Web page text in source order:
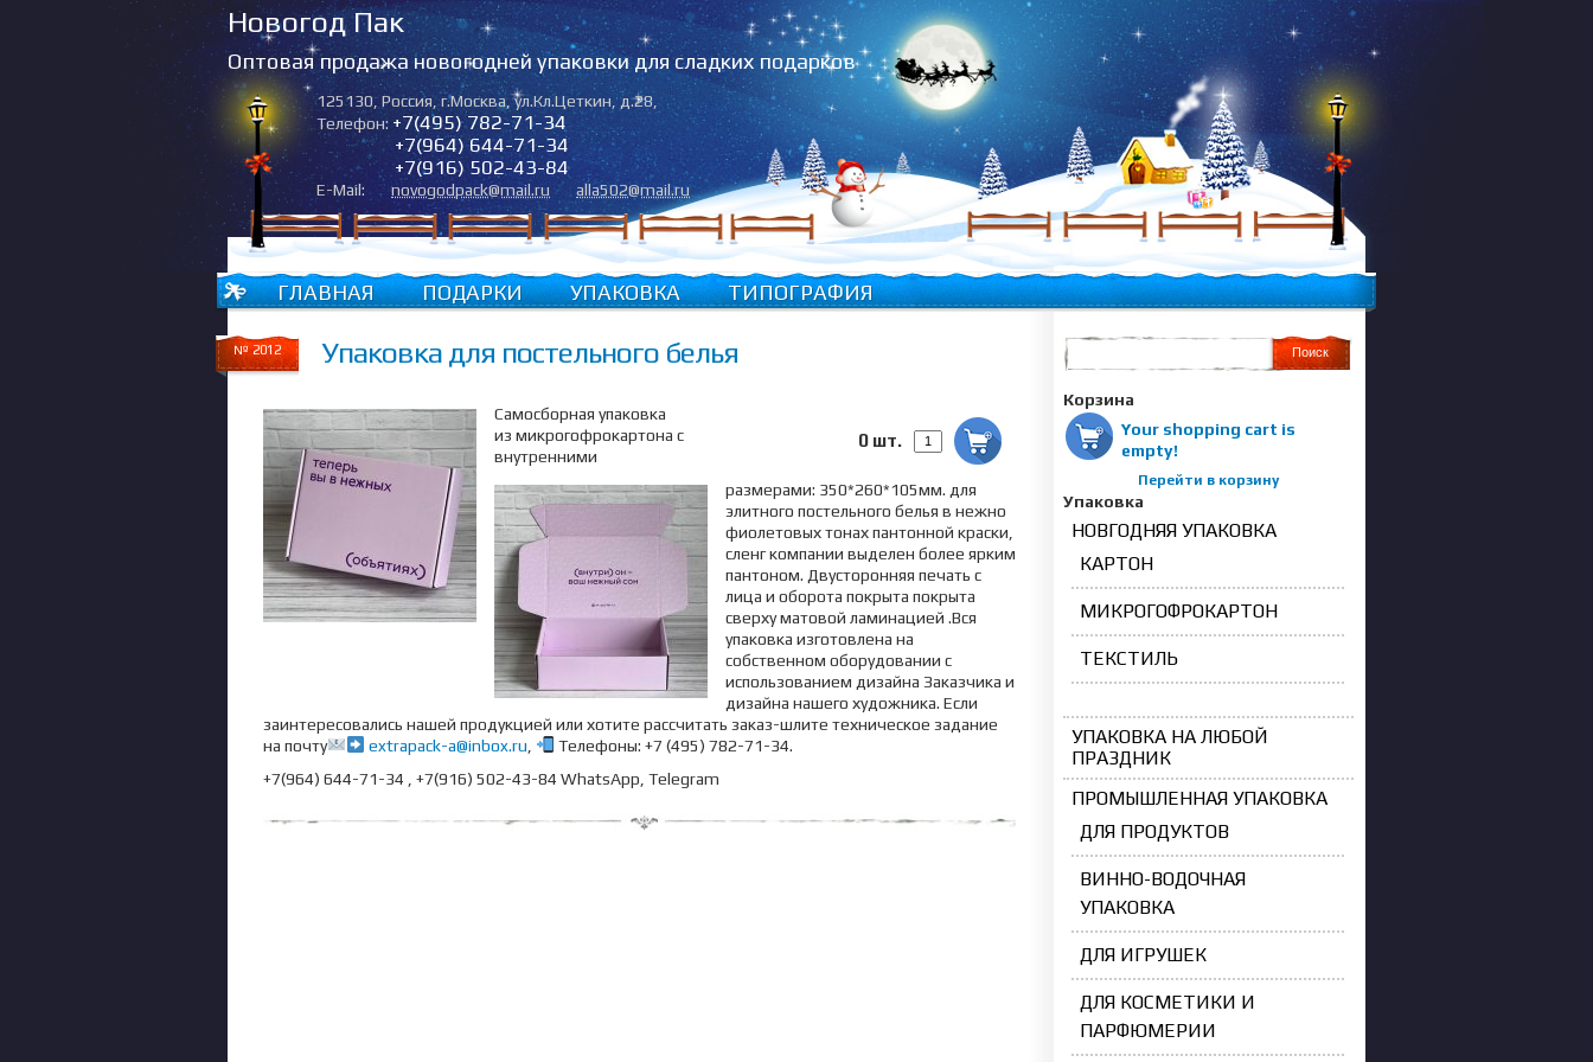
Новогод Пак
Оптовая продажа новогодней упаковки для сладких подарков
125130,Россия,г.Москва,ул.Кл.Цеткин, д.28
Телефон: +7(495) 782-71-34
+7(964) 644-71-34
+7(916) 502-43-84
E-Mail: novogodpack@mail.ru alla502@mail.ru
ГЛАВНАЯ ПОДАРКИ УПАКОВКА ТИПОГРАФИЯ
№ 2012 Упаковка для постельного белья
0 шт.
Самосборная упаковка
из микрогофрокартона с
внутренними
размерами: 350*260*105мм. для
элитного постельного белья в нежно
фиолетовых тонах пантонной краски,
сленг компании выделен более ярким
пантоном. Двусторонняя печать с
лица и оборота покрыта покрыта
сверху матовой ламинацией .Вся
упаковка изготовлена на
собственном оборудовании с
использованием дизайна Заказчика и
дизайна нашего художника. Если
заинтересовались нашей продукцией или хотите рассчитать заказ-шлите техническое задание
на почту
extrapack-a@inbox.ru
Телефоны: +7 (495) 782-71-34.
+7(964) 644-71-34 , +7(916) 502-43-84 WhatsApp, Telegram
Корзина
Your shopping cart is
empty!
Перейти в корзину
Упаковка
НОВГОДНЯЯ УПАКОВКА
КАРТОН
МИКРОГОФРОКАРТОН
ТЕКСТИЛЬ
УПАКОВКА НА ЛЮБОЙ
ПРАЗДНИК
ПРОМЫШЛЕННАЯ УПАКОВКА
ДЛЯ ПРОДУКТОВ
ВИННО-ВОДОЧНАЯ
УПАКОВКА
ДЛЯ ИГРУШЕК
ДЛЯ КОСМЕТИКИ И
ПАРФЮМЕРИИ